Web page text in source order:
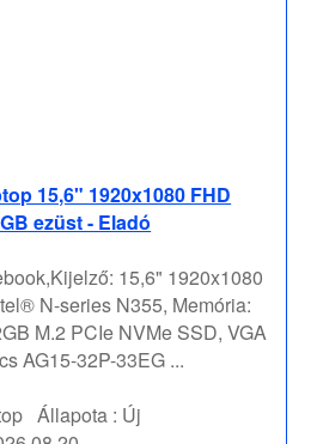
15,6" 1920x1080 FHD
ezüst - Eladó
15,6" 1920x1080
N-series N355, Memória:
M.2 PCIe NVMe SSD, VGA
AG15-32P-33EG ...
Állapota : Új